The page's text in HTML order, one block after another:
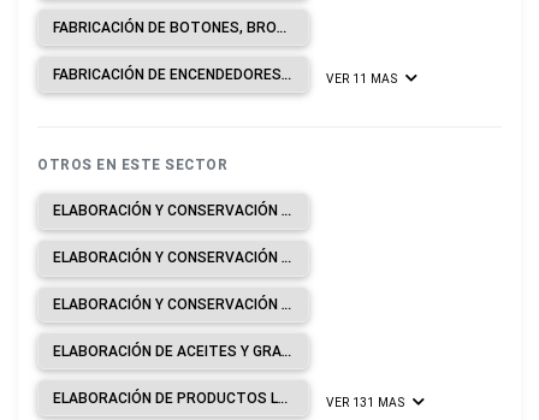
FABRICACIÓN DE BOTONES, BROCHES DE PRESIÓN, CORCHETES DE PRESIÓN, CIERRES DE CREMALLERA (EXCEPTO METÁLICOS).
FABRICACIÓN DE ENCENDEDORES SEAN O NO MECÁNICOS, ELÉCTRICOS Y DE OTRO TIPO INCLUIDO SUS REPUESTOS. VER 11 MAS
OTROS EN ESTE SECTOR
ELABORACIÓN Y CONSERVACIÓN DE CARNE.
ELABORACIÓN Y CONSERVACIÓN DE PESCADOS, CRUSTÁCEOS Y MOLUSCOS.
ELABORACIÓN Y CONSERVACIÓN DE FRUTAS, LEGUMBRES Y HORTALIZAS.
ELABORACIÓN DE ACEITES Y GRASAS DE ORIGEN VEGETAL Y ANIMAL.
ELABORACIÓN DE PRODUCTOS LÁCTEOS. VER 131 MAS